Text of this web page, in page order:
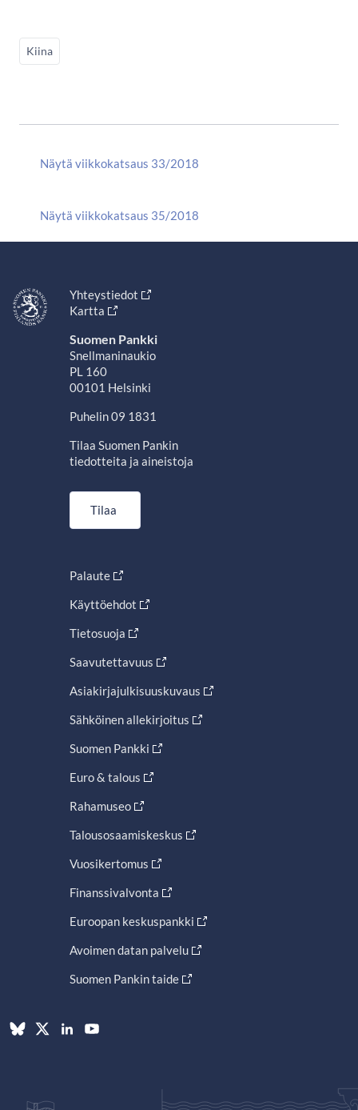
Kiina
Näytä viikkokatsaus 33/2018
Näytä viikkokatsaus 35/2018
Yhteystiedot
Kartta
Suomen Pankki
Snellmaninaukio
PL 160
00101 Helsinki
Puhelin 09 1831
Tilaa Suomen Pankin
tiedotteita ja aineistoja
Tilaa
Palaute
Käyttöehdot
Tietosuoja
Saavutettavuus
Asiakirjajulkisuuskuvaus
Sähköinen allekirjoitus
Suomen Pankki
Euro & talous
Rahamuseo
Talousosaamiskeskus
Vuosikertomus
Finanssivalvonta
Euroopan keskuspankki
Avoimen datan palvelu
Suomen Pankin taide